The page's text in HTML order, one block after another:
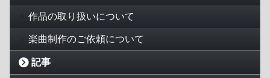
作品の取り扱いについて
楽曲制作のご依頼について
記事